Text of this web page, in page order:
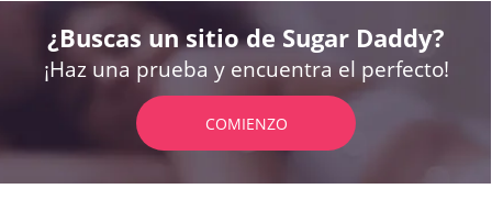
¿Buscas un sitio de Sugar Daddy?
¡Haz una prueba y encuentra el perfecto!
COMIENZO